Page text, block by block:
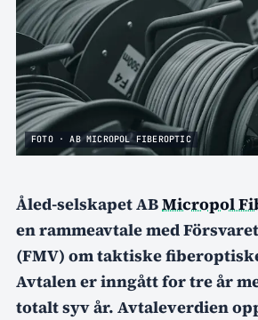
FOTO · AB MICROPOL FIBEROPTIC
Åled-selskapet ABMicropol
en rammeavtale med
(FMV) om taktiske
Avtalen er inngått for tre år
totalt syv år. Avtaleverdien